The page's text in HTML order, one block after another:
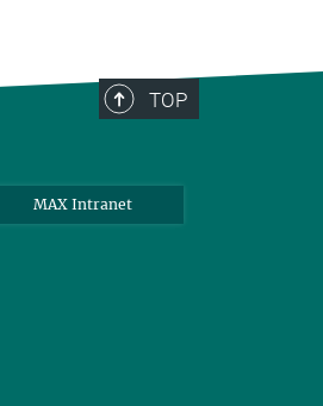
TOP
MAX Intranet